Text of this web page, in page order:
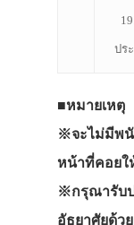
ปร
■หมายเหตุ
※จะไม่มีพนั
หน้าที่คอยใ
※กรุณารับ
อัธยาศัยด้ว